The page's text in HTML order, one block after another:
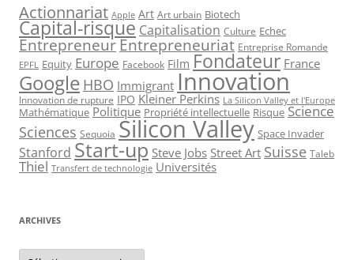
Actionnariat Apple Art Art urbain Biotech
Capital-risque Capitalisation Culture Echec
EntrepreneurEntrepreneuriat Entreprise Romande
EPFL Equity Europe Facebook Film Fondateur France
Google HBO Immigrant Innovation
Innovation de rupture IPO Kleiner Perkins La Silicon Valley et l'Europe
Mathématique Politique Propriété intellectuelle Risque Science
Sciences Sequoia Silicon Valley Space Invader
Stanford Start-up Steve Jobs Street Art Suisse Taleb
Thiel Transfert de technologie Universités
ARCHIVES
Archives